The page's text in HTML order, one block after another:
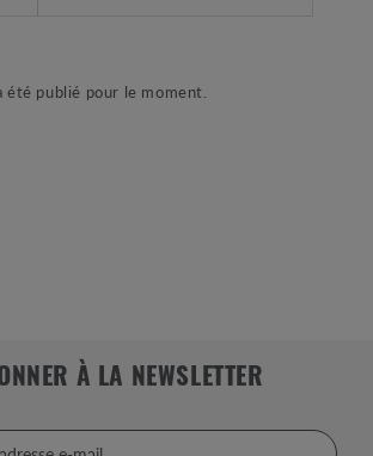
été publié pour le moment.
À LA NEWSLETTER